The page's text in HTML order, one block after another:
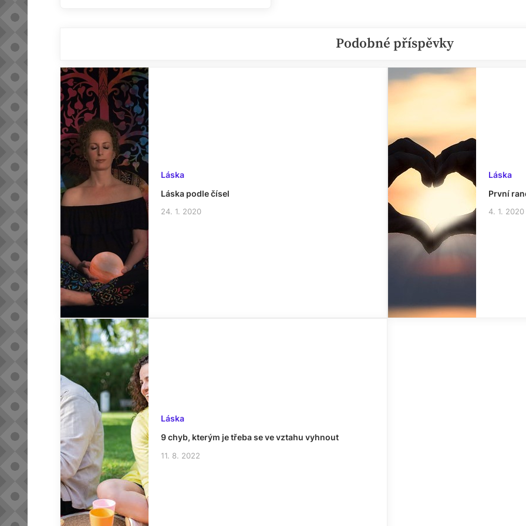
Podobné příspěvky
Láska
Láska podle čísel
24. 1. 2020
Láska
První
4. 1. 2020
Láska
9 chyb, kterým je třeba se ve vztahu vyhnout
11. 8. 2022